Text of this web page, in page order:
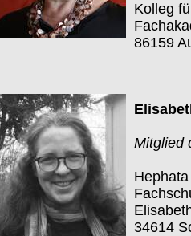
Kolleg
86159
Mitglied
34614